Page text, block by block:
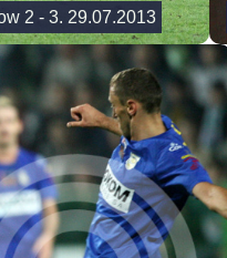
2 - 3. 29.07.2013